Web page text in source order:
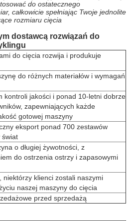
do ostatecznego
całkowicie spełniając Twoje jednolite
rozmiaru cięcia
dostawcą rozwiązań do
do cięcia rozwija i produkuje
do różnych materiałów i wymagań
kontroli jakości i ponad 10-letni dobrze
zapewniających każde
gotowej maszyny
eksport ponad 700 zestawów
świat
o długiej żywotności, z
do ostrzenia ostrzy i zapasowymi
niektórzy klienci zostali naszymi
naszej maszyny do cięcia
przed sprzedażą